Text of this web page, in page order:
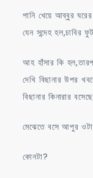
পানি খেয়ে আব্বুর
যেন সন্দেহ হল,চাবির
আহ হাঁসার কি
দেখি বিছানার উপর
বিছানার কিনারার
মেঝেতে বসে আপুর ওটা
কোনটা?